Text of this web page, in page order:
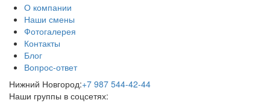
О компании
Наши смены
Фотогалерея
Контакты
Блог
Вопрос-ответ
Нижний Новгород:+7 987 544-42-44
Наши группы в соцсетях: